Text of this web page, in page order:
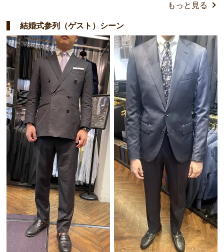
もっと見る
結婚式参列（ゲスト）シーン